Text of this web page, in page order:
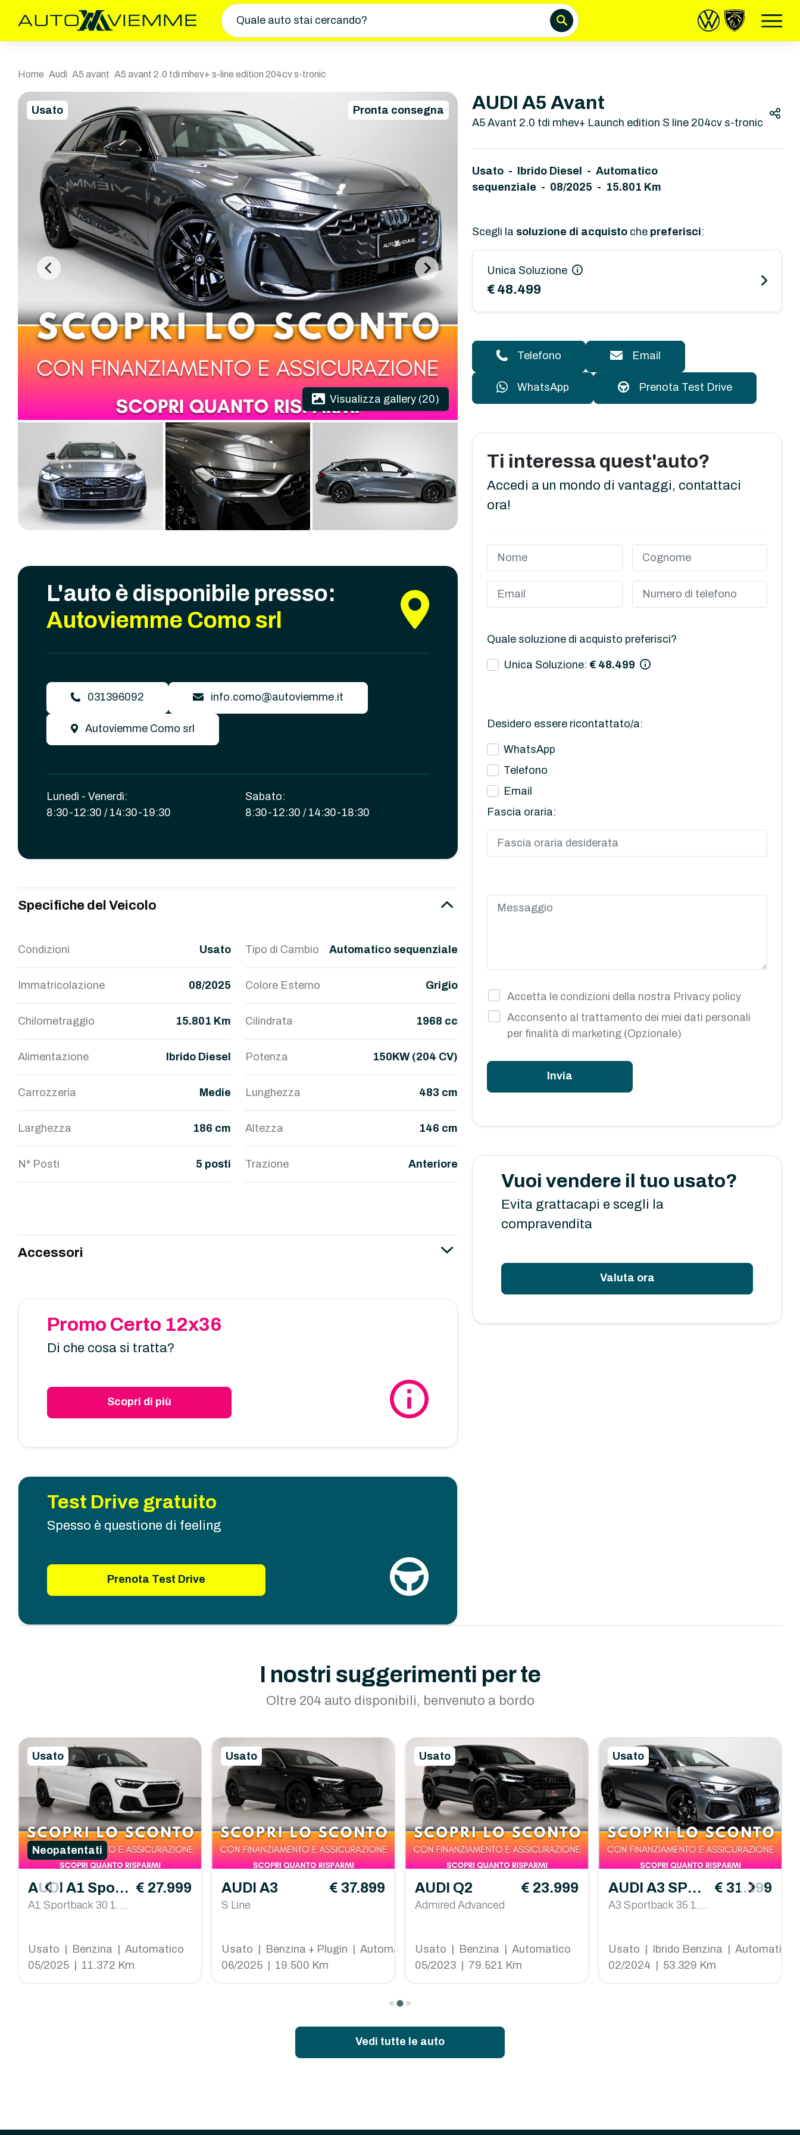
Quale auto stai cercando?
Home Audi A5 avant A5 avant 2.0 tdi mhev+ s-line edition 204cv s-tronic
Usato Pronta consegna
Visualizza gallery (20)
L'auto è disponibile presso:
Autoviemme Como srl
031396092 info.como@autoviemme.it
Autoviemme Como srl
Lunedì - Venerdì:
8:30-12:30 / 14:30-19:30
Sabato:
8:30-12:30 / 14:30-18:30
Specifiche del Veicolo
Condizioni Usato Tipo di Cambio Automatico sequenziale
Immatricolazione 08/2025 Colore Esterno Grigio
Chilometraggio 15.801 Km Cilindrata 1968 cc
Alimentazione Ibrido Diesel Potenza 150KW (204 CV)
Carrozzeria Medie Lunghezza 483 cm
Larghezza 186 cm Altezza 146 cm
N* Posti 5 posti Trazione Anteriore
Accessori
Promo Certo 12x36
Di che cosa si tratta?
Scopri di più
Test Drive gratuito
Spesso è questione di feeling
Prenota Test Drive
AUDI A5 Avant
A5 Avant 2.0 tdi mhev+ Launch edition S line 204cv s-tronic
Usato - Ibrido Diesel - Automatico
sequenziale - 08/2025 - 15.801 Km
Scegli la soluzione di acquisto che preferisci:
Unica Soluzione
€ 48.499
Telefono Email
WhatsApp Prenota Test Drive
Ti interessa quest'auto?
Accedi a un mondo di vantaggi, contattaci
ora!
Quale soluzione di acquisto preferisci?
Unica Soluzione: € 48.499
Desidero essere ricontattato/a:
WhatsApp
Telefono
Email
Fascia oraria:
Accetta le condizioni della nostra Privacy policy
Acconsento al trattamento dei miei dati personali
per finalità di marketing (Opzionale)
Invia
Vuoi vendere il tuo usato?
Evita grattacapi e scegli la
compravendita
Valuta ora
I nostri suggerimenti per te
Oltre 204 auto disponibili, benvenuto a bordo
Usato
Neopatentati
AUDI A1 Sport
back
A1 Sportback 30 1.0 t
€ 27.999
Usato | Benzina | Automatico
05/2025 | 11.372 Km
Usato
AUDI A3
S Line
€ 37.899
Usato | Benzina + Plugin | Automatico
06/2025 | 19.500 Km
Usato
AUDI Q2
Admired Advanced
€ 23.999
Usato | Benzina | Automatico
05/2023 | 79.521 Km
Usato
AUDI A3 SPOR
TBACK
A3 Sportback 35 1.5
€ 31.399
Usato | Ibrido Benzina | Automatico
02/2024 | 53.329 Km
Vedi tutte le auto